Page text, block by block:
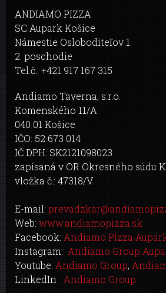
ANDIAMO PIZZA
SC Aupark Košice
Námestie Osloboditeľov 1
2. poschodie
Tel.č.: +421 917 167 315
Andiamo Taverna, s.r.o.
Komenského 11/A
040 01 Košice
IČO: 52 673 014
IČ DPH: SK2121098023
zapísaná v OR Okresného súdu
vložka č.: 47318/V
E-mail:
Web: www.andiamopizza.sk
Facebook: Andiamo Pizza
Instagram: Andiamo Group
Youtube: Andiamo Group,
LinkedIn Andiamo Group